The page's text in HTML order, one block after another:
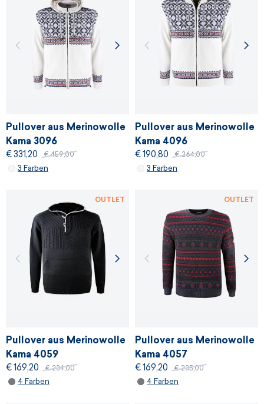
Pullover aus Merinowolle
Kama 3096
€ 331,20 € 459,00
3 Farben
Pullover aus Merinowolle
Kama 4096
€ 190,80 € 264,00
3 Farben
Pullover aus Merinowolle
Kama 4059
€ 169,20 € 234,00
4 Farben
OUTLET
Pullover aus Merinowolle
Kama 4057
€ 169,20 € 235,00
4 Farben
OUTLET